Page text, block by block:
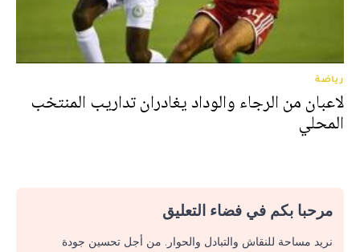
رياضة
لاعبان من الرجاء والوداد يغادران تداريب المنتخب
المحلي
مرحبا بكم في فضاء التعليق
نريد مساحة للنقاش والتبادل والحوار. من أجل تحسين جودة